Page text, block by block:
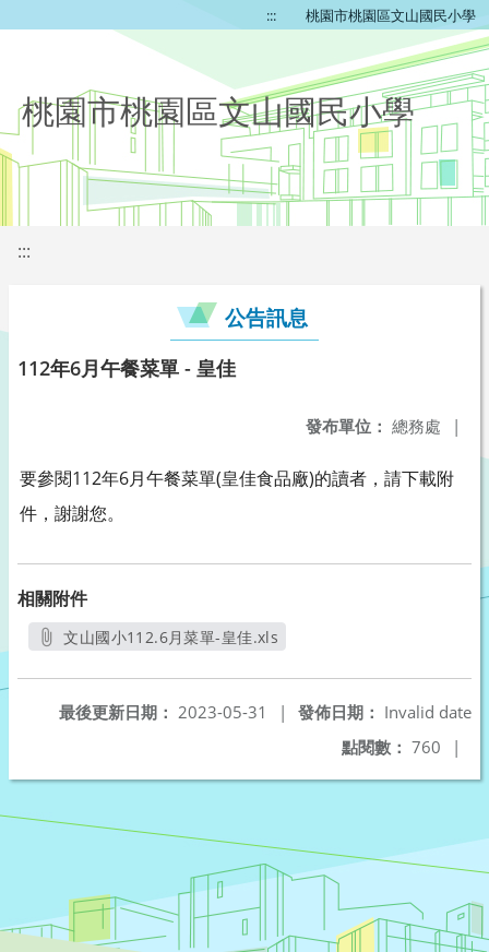
::: 桃園市桃園區文山國民小學
桃園市桃園區文山國民小學
:::
公告訊息
112年6月午餐菜單 - 皇佳
發布單位： 總務處 |
要參閱112年6月午餐菜單(皇佳食品廠)的讀者，請下載附
件，謝謝您。
相關附件
文山國小112.6月菜單-皇佳.xls
發佈日期： Invalid date
最後更新日期： 2023-05-31
|
點閱數： 760 |